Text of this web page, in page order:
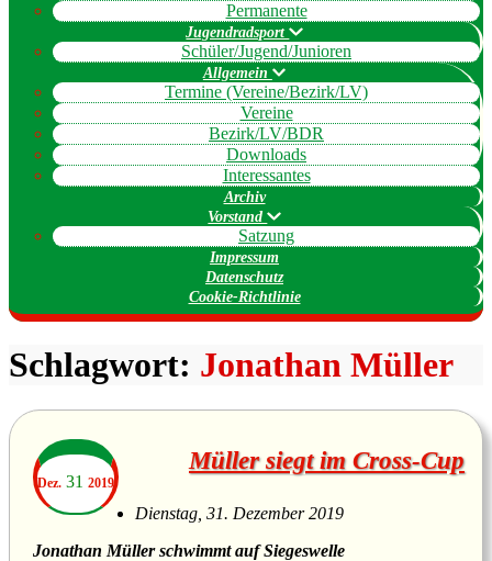
Permanente
Jugendradsport
Schüler/Jugend/Junioren
Allgemein
Termine (Vereine/Bezirk/LV)
Vereine
Bezirk/LV/BDR
Downloads
Interessantes
Archiv
Vorstand
Satzung
Impressum
Datenschutz
Cookie-Richtlinie
Schlagwort: Jonathan Müller
Dez. 31 2019
Müller siegt im Cross-Cup
Dienstag, 31. Dezember 2019
Jonathan Müller schwimmt auf Siegeswelle